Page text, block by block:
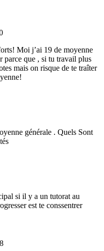
Moi j’ai 19 de moyenne
parce que , si tu travail plus
mais on risque de te traîter
générale . Quels Sont
si il y a un tutorat au
est te conssentrer